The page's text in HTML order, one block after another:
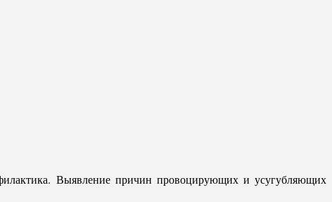
Выявление причин провоцирующих и усугубляющих